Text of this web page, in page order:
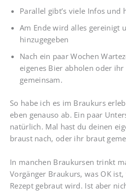
Parallel gibt’s viele Infos und
Am Ende wird alles gereinigt
hinzugegeben
Nach ein paar Wochen
eigenes Bier abholen oder
gemeinsam.
So habe ich es im Braukurs
eben genauso ab. Ein paar
natürlich. Mal hast du deinen
braust nach, oder ihr braut
In manchen Braukursen trinkt
Vorgänger Braukurs, was OK
Rezept gebraut wird. Ist aber